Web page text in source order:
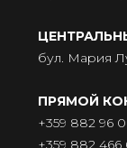
бул. Мария
ПРЯМОЙ
+359 882 96
+359 882 466